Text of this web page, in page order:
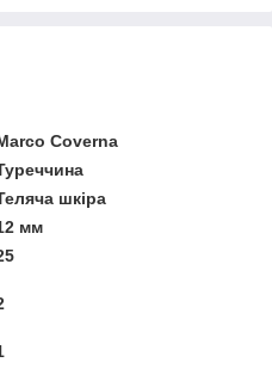
Coverna
шкіра
мм